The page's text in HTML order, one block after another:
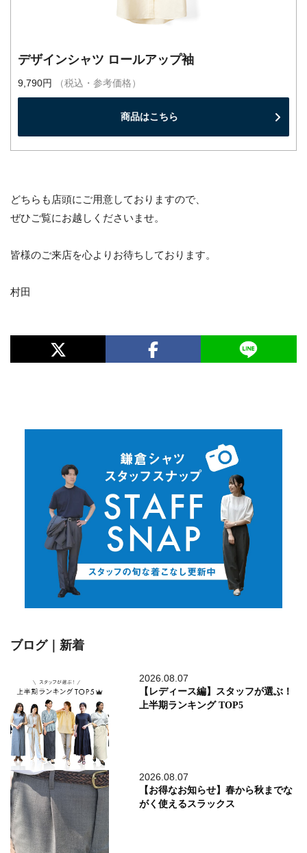
デザインシャツ ロールアップ袖
9,790円 （税込・参考価格）
商品はこちら
どちらも店頭にご用意しておりますので、
ぜひご覧にお越しくださいませ。
皆様のご来店を心よりお待ちしております。
村田
ブログ｜新着
2026.08.07
【レディース編】スタッフが選ぶ！
上半期ランキング TOP5
2026.08.07
【お得なお知らせ】春から秋までな
がく使えるスラックス